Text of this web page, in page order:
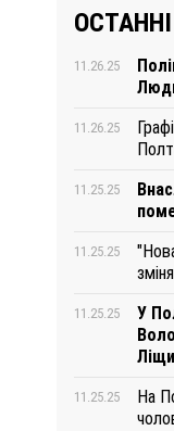
11.26.25
11.26.25
11.25.25
11.25.25
11.25.25
У
11.25.25
На